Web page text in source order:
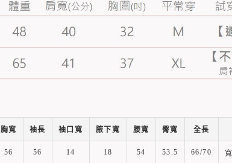
胸寬 袖長 袖口寬 腋下寬 腰寬 臀寬 全長
56 56 14 18 54 53.5 66/70